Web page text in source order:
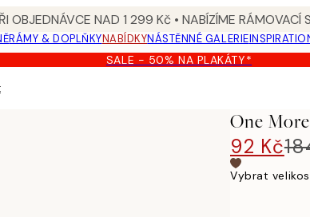
OBJEDNÁVCE NAD 1 299 Kč • NABÍZÍME RÁMOVACÍ
RÁMY & DOPLŇKYNABÍDKYNÁSTĚNNÉ GALERIE
SALE - 50% NA PLAKÁTY*
One
92 Kč
Vybrat